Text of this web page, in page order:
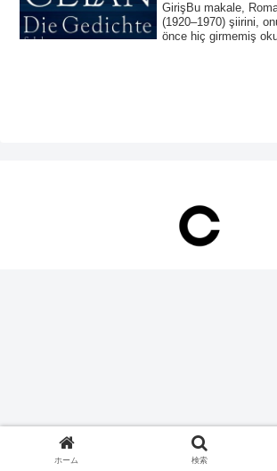
​Giriş​Bu makale,
(1920–1970) şiirini,
önce hiç girmemiş
ホーム 検索